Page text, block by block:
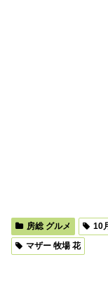
房総 グルメ 10
マザー 牧場 花